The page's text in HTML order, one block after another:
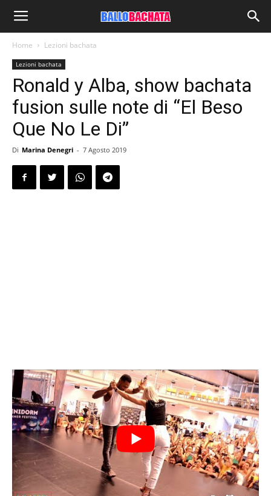
Home Lezioni bachata
Lezioni bachata
Ronald y Alba, show bachata
fusion sulle note di “El Beso
Que No Le Di”
Di Marina Denegri - 7 Agosto 2019